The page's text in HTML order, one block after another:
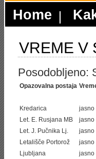
Home
VREME V
Posodobljeno:
Opazovalna postaja
Kredarica
jasno
Let. E. Rusjana MB
jasno
Let. J. Pučnika Lj.
jasno
Letališče Portorož
jasno
Ljubljana
jasno